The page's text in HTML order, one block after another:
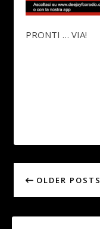
PRONTI … VIA!
OLDER POSTS